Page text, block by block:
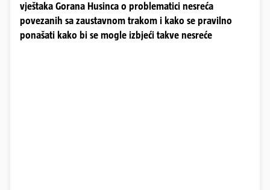
vještaka Gorana Husinca o problematici nesreća
povezanih sa zaustavnom trakom i kako se pravilno
ponašati kako bi se mogle izbjeći takve nesreće